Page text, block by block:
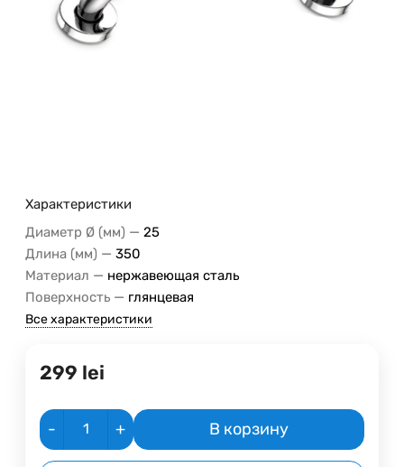
Характеристики
Диаметр Ø (мм) — 25
Длина (мм) — 350
Материал — нержавеющая сталь
Поверхность — глянцевая
Все характеристики
299 lei
- + В корзину